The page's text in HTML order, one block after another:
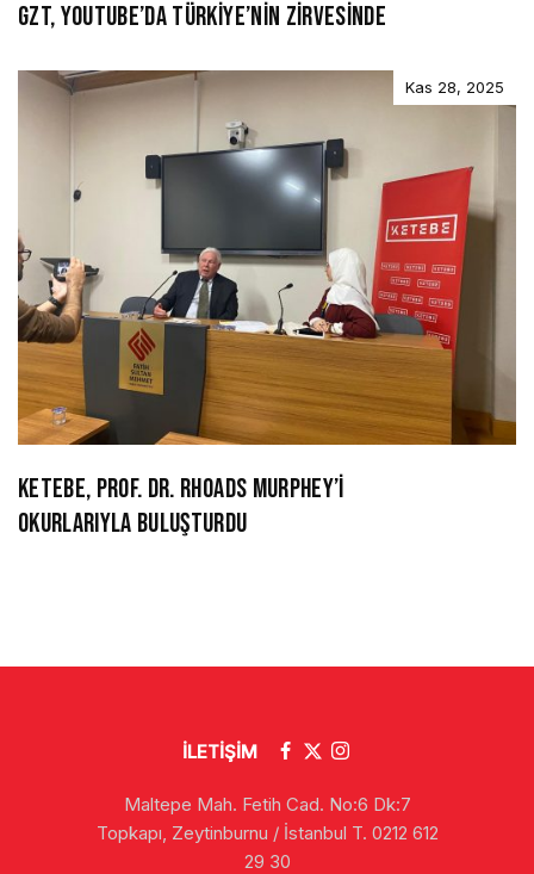
GZT, YOUTUBE’DA TÜRKİYE’NİN ZİRVESİNDE
Kas 28, 2025
KETEBE, PROF. DR. RHOADS MURPHEY’İ
OKURLARIYLA BULUŞTURDU
İLETİŞİM
Maltepe Mah. Fetih Cad. No:6 Dk:7
Topkapı, Zeytinburnu / İstanbul T. 0212 612
29 30